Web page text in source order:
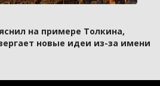
на примере Толкина,
новые идеи из-за имени